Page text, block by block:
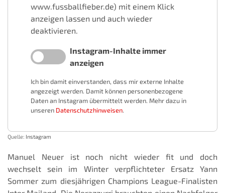
www.fussballfieber.de) mit einem Klick
anzeigen lassen und auch wieder
deaktivieren.
Instagram-Inhalte immer
anzeigen
Ich bin damit einverstanden, dass mir externe Inhalte
angezeigt werden. Damit können personenbezogene
Daten an Instagram übermittelt werden. Mehr dazu in
unseren Datenschutzhinweisen.
Quelle: Instagram
Manuel Neuer ist noch nicht wieder fit und doch
wechselt sein im Winter verpflichteter Ersatz Yann
Sommer zum diesjährigen Champions League-Finalisten